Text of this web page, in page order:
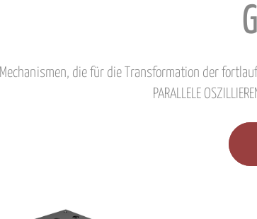
Mechanismen, die für die Transformation der
PARALLELE